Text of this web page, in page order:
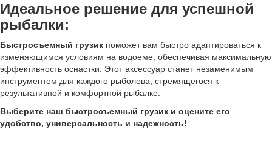
Идеальное решение для успешной
рыбалки:
Быстросъемный грузик поможет вам быстро адаптироваться к
изменяющимся условиям на водоеме, обеспечивая максимальную
эффективность оснастки. Этот аксессуар станет незаменимым
инструментом для каждого рыболова, стремящегося к
результативной и комфортной рыбалке.
Выберите наш быстросъемный грузик и оцените его
удобство, универсальность и надежность!